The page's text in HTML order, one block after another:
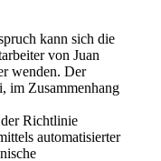
kann sich die
von Juan
wenden. Der
im Zusammenhang
Richtlinie
automatisierter